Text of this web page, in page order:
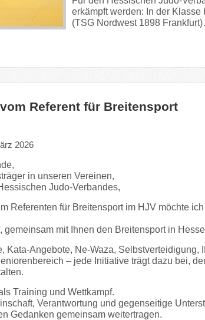
erkämpft werden: In der
(TSG Nordwest 1898
Referent für Breitensport
2026
in unseren Vereinen,
Judo-Verbandes,
Referenten für Breitensport im HJV möchte
gemeinsam mit Ihnen den Breitensport in
Kata-Angebote, Ne-Waza,
– jede Initiative trägt dazu bei,
Training und Wettkampf.
Verantwortung und gegenseitige
Gedanken gemeinsam weitertragen.